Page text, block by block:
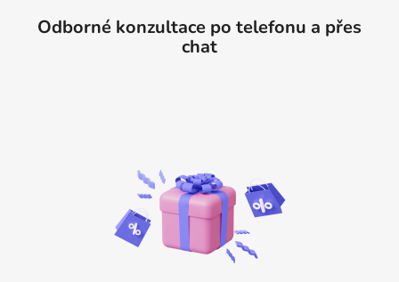
Odborné konzultace po telefonu a přes
chat